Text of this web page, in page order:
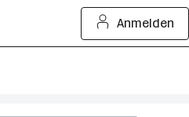
Anmelden